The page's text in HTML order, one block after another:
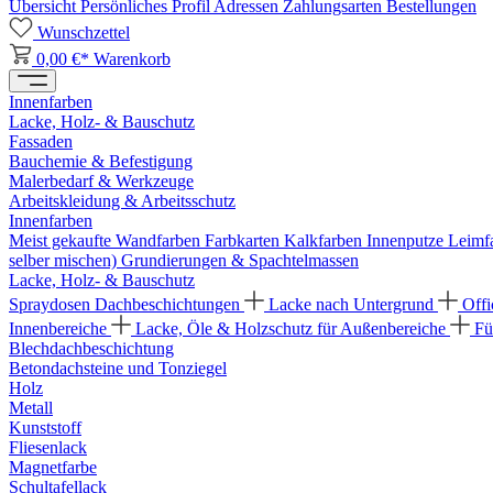
Übersicht Persönliches Profil Adressen Zahlungsarten Bestellungen
Wunschzettel
0,00 €* Warenkorb
Innenfarben
Lacke, Holz- & Bauschutz
Fassaden
Bauchemie & Befestigung
Malerbedarf & Werkzeuge
Arbeitskleidung & Arbeitsschutz
Innenfarben
Meist gekaufte Wandfarben Farbkarten Kalkfarben Innenputze
selber mischen) Grundierungen & Spachtelmassen
Lacke, Holz- & Bauschutz
Spraydosen Dachbeschichtungen Lacke nach Untergrund
Innenbereiche
Lacke, Öle & Holzschutz für Außenbereiche
Blechdachbeschichtung
Betondachsteine und Tonziegel
Holz
Metall
Kunststoff
Fliesenlack
Magnetfarbe
Schultafellack